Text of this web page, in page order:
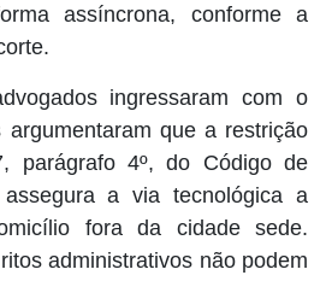
assíncrona, conforme a
ingressaram com o
que a restrição
parágrafo 4º, do Código de
a via tecnológica a
fora da cidade sede.
administrativos não podem